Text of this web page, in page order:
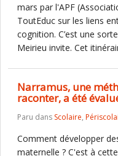
mars par l'APF
ToutEduc sur les liens
cognition. C’est une
Meirieu invite. Cet
Narramus, une
raconter, a été
Paru dans Scolaire,
Comment développer
maternelle ? C'est à